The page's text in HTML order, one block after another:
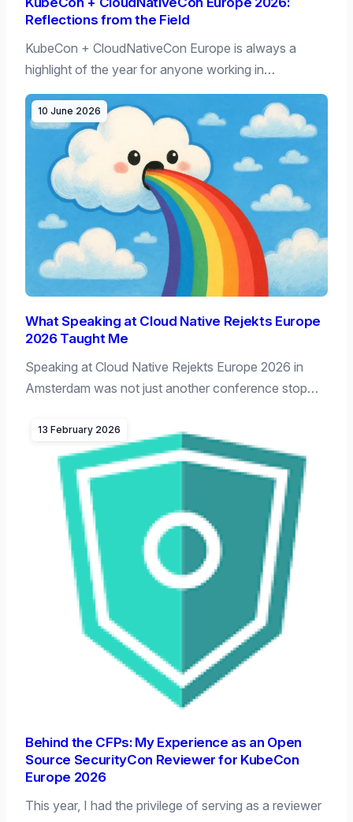
Reflections from the Field
KubeCon + CloudNativeCon Europe is always a
highlight of the year for anyone working in…
10 June 2026
What Speaking at Cloud Native Rejekts Europe
2026 Taught Me
Speaking at Cloud Native Rejekts Europe 2026 in
Amsterdam was not just another conference stop…
13 February 2026
Behind the CFPs: My Experience as an Open
Source SecurityCon Reviewer for KubeCon
Europe 2026
This year, I had the privilege of serving as a reviewer